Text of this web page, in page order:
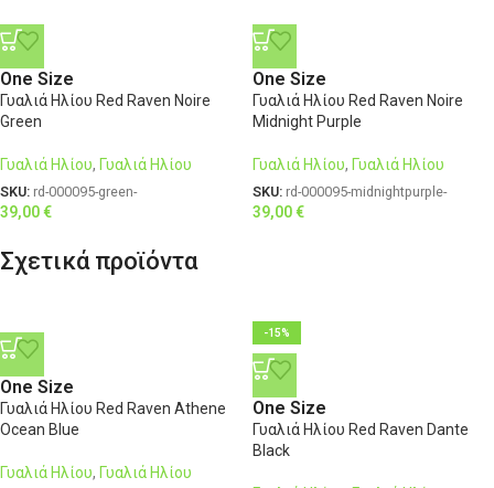
One Size
Γυαλιά Ηλίου Red Raven Noire
Green
Γυαλιά Ηλίου, Γυαλιά Ηλίου
SKU: rd-000095-green-
39,00€
One Size
Γυαλιά Ηλίου Red Raven Noire
Midnight Purple
Γυαλιά Ηλίου, Γυαλιά Ηλίου
SKU: rd-000095-midnightpurple-
39,00€
Σχετικά προϊόντα
One Size
Γυαλιά Ηλίου Red Raven Athene
Ocean Blue
Γυαλιά Ηλίου, Γυαλιά Ηλίου
-15%
One Size
Γυαλιά Ηλίου Red Raven Dante
Black